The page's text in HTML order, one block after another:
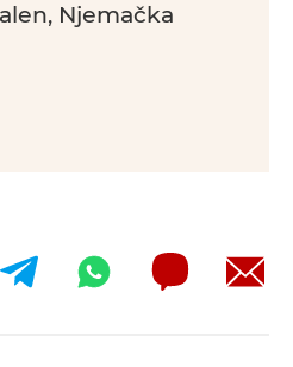
Njemačka